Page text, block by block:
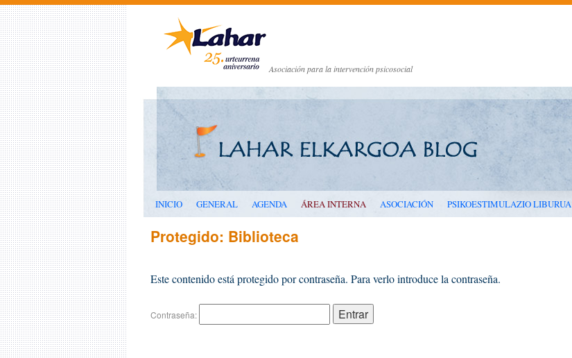
Asociación para la intervención psicosocial
INICIO GENERAL AGENDA ÁREA INTERNA ASOCIACIÓN PSIKOESTIMULAZIO LIBURUA
Protegido: Biblioteca
Este contenido está protegido por contraseña. Para verlo introduce la contraseña.
Contraseña: